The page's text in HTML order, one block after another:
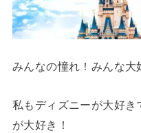
みんなの憧れ！みんな大
私もディズニーが大好き
が大好き！